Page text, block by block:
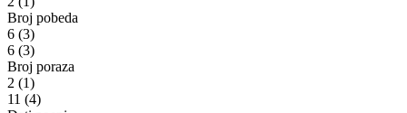
Broj pobeda
6 (3)
6 (3)
Broj poraza
2 (1)
11 (4)